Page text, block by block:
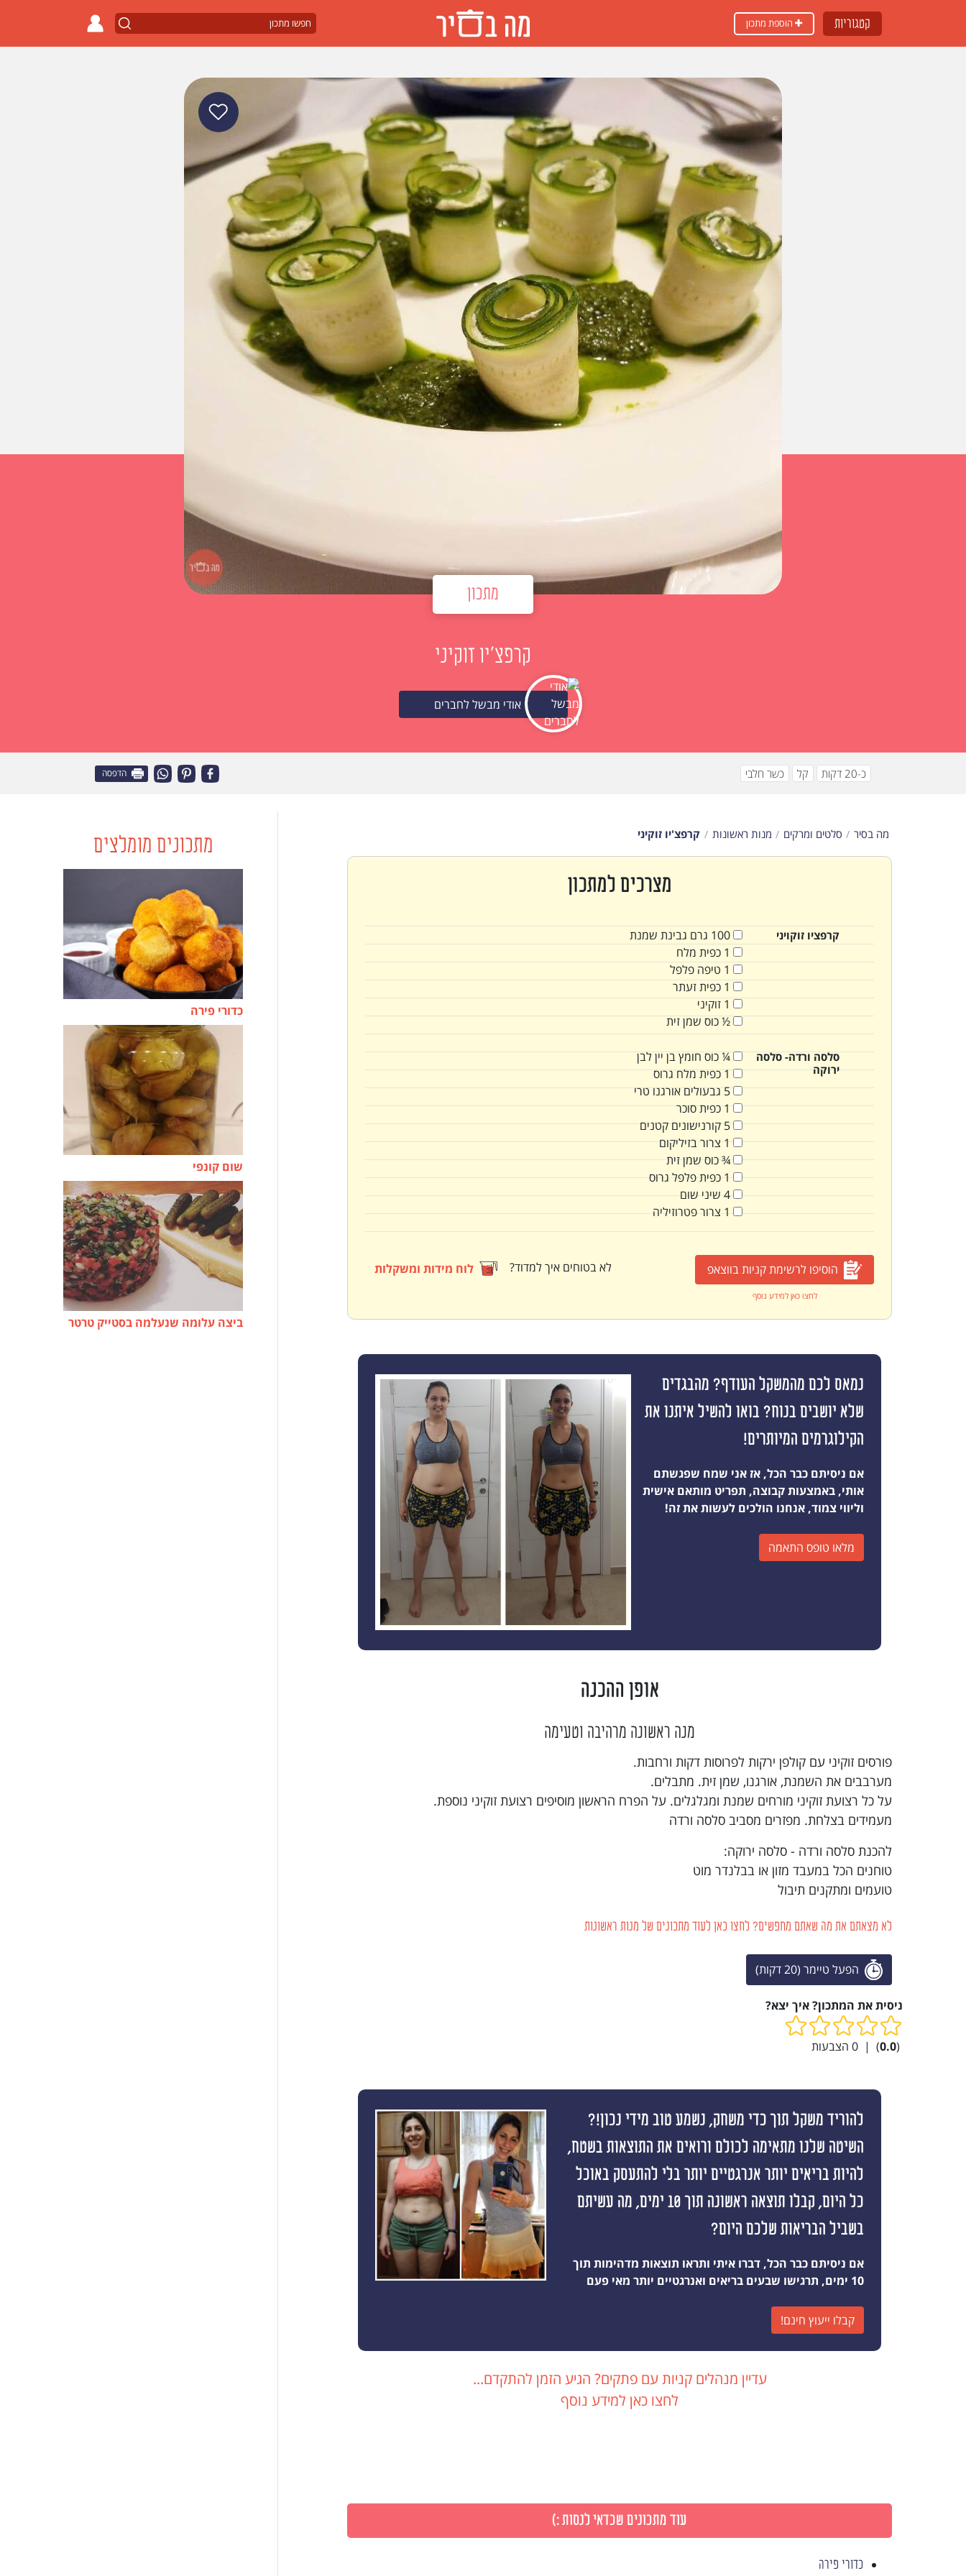
קטגוריות
מתכון
קרפצ'יו זוקיני
אודי מבשל לחברים
כ-20 דקות קל כשר חלבי הדפסה
מה בסיר סלטים ומרקים מנות ראשונות קרפצ'יו זוקיני
מצרכים למתכון
קרפציו זוקויני 100 גרם גבינת שמנת
1 כפית מלח
1 טיפה פלפל
1 כפיתזעתר
1 זוקיני
½כוס שמן זית
סלסה ורדה- סלסה
ירוקה
¼כוס חומץ בן יין לבן
1 כפית מלח גרוס
5 גבעולים אורגנו טרי
1 כפיתסוכר
5 קורנישונים קטנים
1 צרורבזיליקום
¾כוס שמן זית
1 כפיתפלפל גרוס
4 שיני שום
1 צרורפטרוזיליה
הוסיפו לרשימת קניות בווצאפ
לחצו כאן למידע נוסף
לא בטוחים איך למדוד? לוח מידות ומשקלות
נמאס לכם מהמשקל העודף? מהבגדים
שלא יושבים בנוח? בואו להשיל איתנו את
הקילוגרמים המיותרים!
אם ניסיתם כבר הכל, אז אני שמח שפגשתם
אותי, באמצעות קבוצה, תפריט מותאם אישית
וליווי צמוד, אנחנו הולכים לעשות את זה!
מלאו טופס התאמה
אופן ההכנה
מנה ראשונה מרהיבה וטעימה
פורסים זוקיני עם קולפן ירקות לפרוסות דקות ורחבות.
מערבבים את השמנת, אורגנו, שמן זית. מתבלים.
על כל רצועת זוקיני מורחים שמנת ומגלגלים. על הפרח הראשון מוסיפים רצועת זוקיני נוספת.
מעמידים בצלחת. מפזרים מסביב סלסה ורדה
להכנת סלסה ורדה - סלסה ירוקה:
טוחנים הכל במעבד מזון או בבלנדר מוט
טועמים ומתקנים תיבול
לא מצאתם את מה שאתם מחפשים? לחצו כאן לעוד מתכונים של מנות ראשונות
הפעל טיימר (20 דקות)
ניסית את המתכון? איך יצא?
(
0.0
)
|
0 הצבעות
להוריד משקל תוך כדי משחק, נשמע טוב מידי נכון!?
השיטה שלנו מתאימה לכולם ורואים את התוצאות בשטח,
להיות בריאים יותר אנרגטיים יותר בלי להתעסק באוכל
כל היום, קבלו תוצאה ראשונה תוך 10 ימים, מה עשיתם
בשביל הבריאות שלכם היום?
אם ניסיתם כבר הכל, דברו איתי ותראו תוצאות מדהימות תוך
10 ימים, תרגישו שבעים בריאים ואנרגטיים יותר מאי פעם
קבלו ייעוץ חינם!
עדיין מנהלים קניות עם פתקים? הגיע הזמן להתקדם...
לחצו כאן למידע נוסף
עוד מתכונים שכדאי לנסות :)
כדורי פירה
מתכונים מומלצים
כדורי פירה
שום קונפי
ביצה עלומה שנעלמה בסטייק טרטר